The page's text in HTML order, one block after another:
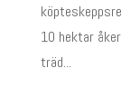
10 hektar
träd...